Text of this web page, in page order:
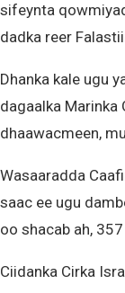
sifeynta
dadka reer
Dhanka kale ugu
dagaalka Marinka
dhaawacmeen,
Wasaaradda
saac ee ugu
oo shacab ah,
Ciidanka Cirka